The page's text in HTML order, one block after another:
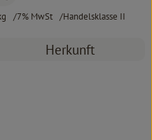
7% MwSt Handelsklasse II
Herkunft